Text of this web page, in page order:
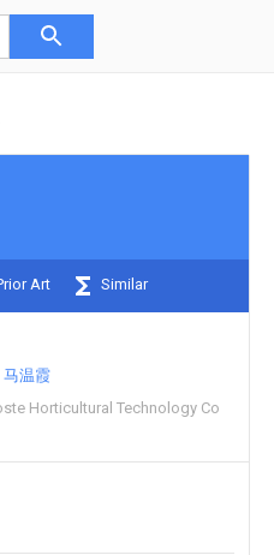
Art Similar
马温霞
Horticultural Technology Co